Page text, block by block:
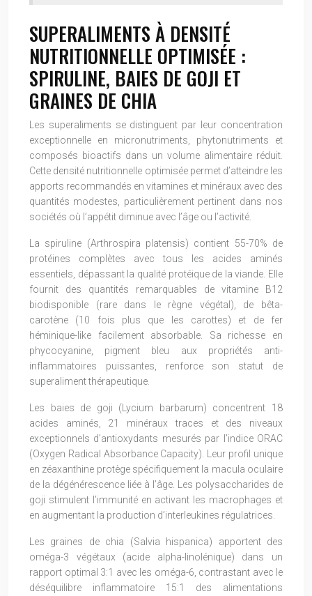
SUPERALIMENTS À DENSITÉ
NUTRITIONNELLE OPTIMISÉE :
SPIRULINE, BAIES DE GOJI ET
GRAINES DE CHIA
Les superaliments se distinguent par leur concentration
exceptionnelle en micronutriments, phytonutriments et
composés bioactifs dans un volume alimentaire réduit.
Cette densité nutritionnelle optimisée permet d’atteindre les
apports recommandés en vitamines et minéraux avec des
quantités modestes, particulièrement pertinent dans nos
sociétés où l’appétit diminue avec l’âge ou l’activité.
La spiruline (Arthrospira platensis) contient 55-70% de
protéines complètes avec tous les acides aminés
essentiels, dépassant la qualité protéique de la viande. Elle
fournit des quantités remarquables de vitamine B12
biodisponible (rare dans le règne végétal), de bêta-
carotène (10 fois plus que les carottes) et de fer
héminique-like facilement absorbable. Sa richesse en
phycocyanine, pigment bleu aux propriétés anti-
inflammatoires puissantes, renforce son statut de
superaliment thérapeutique.
Les baies de goji (Lycium barbarum) concentrent 18
acides aminés, 21 minéraux traces et des niveaux
exceptionnels d’antioxydants mesurés par l’indice ORAC
(Oxygen Radical Absorbance Capacity). Leur profil unique
en zéaxanthine protège spécifiquement la macula oculaire
de la dégénérescence liée à l’âge. Les polysaccharides de
goji stimulent l’immunité en activant les macrophages et
en augmentant la production d’interleukines régulatrices.
Les graines de chia (Salvia hispanica) apportent des
oméga-3 végétaux (acide alpha-linolénique) dans un
rapport optimal 3:1 avec les oméga-6, contrastant avec le
déséquilibre inflammatoire 15:1 des alimentations